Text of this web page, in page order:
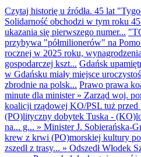
Czytaj historię u źródła. 45 lat
Solidarność obchodzi w tym roku
ukazania się pierwszego numer...
przybywa "półmilionerów" na
rocznej w 2025 roku,
gospodarczej kszt... Gdańsk
w Gdańsku miały miejsce
zbrodnie na polsk... Prawo prawa
minute dla minister» Zarząd woj.
koalicji rządowej KO/PSL tuż przed
(PO)lityczny dobytek Tuska -
na... g... » Minister J. Sobierańska-
krew z krwi (PO)morskiej kultury
zszedł z trasy... » Odszedł Włodek